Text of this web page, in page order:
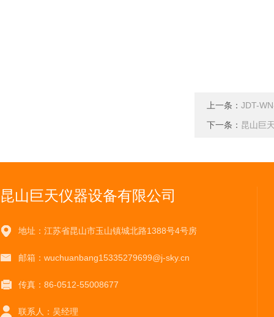
上一条： JDT-
下一条： 昆山巨
昆山巨天仪器设备有限公司
地址：江苏省昆山市玉山镇城北路1388号4号房
邮箱：wuchuanbang15335279699@j-sky.cn
传真：86-0512-55008677
联系人：吴经理